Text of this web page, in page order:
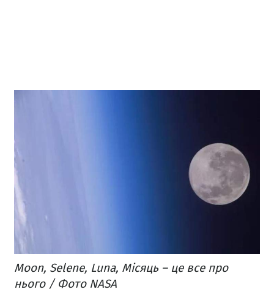
Moon, Selene, Luna, Місяць – це все про
нього / Фото NASA